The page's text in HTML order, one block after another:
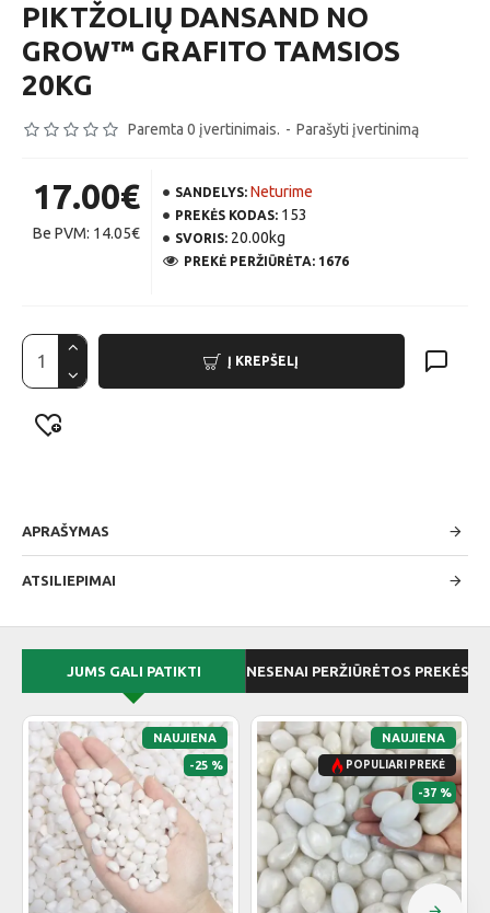
PIKTŽOLIŲ DANSAND NO
GROW™ GRAFITO TAMSIOS
20KG
Paremta 0 įvertinimais. - Parašyti įvertinimą
17.00€
Be PVM: 14.05€
SANDELYS: Neturime
PREKĖS KODAS: 153
SVORIS: 20.00kg
PREKĖ PERŽIŪRĖTA: 1676
Į KREPŠELĮ
APRAŠYMAS
ATSILIEPIMAI
JUMS GALI PATIKTI NESENAI PERŽIŪRĖTOS PREKĖS
NAUJIENA
-25 %
NAUJIENA
POPULIARI PREKĖ
-37 %